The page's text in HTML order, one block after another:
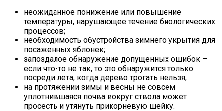
неожиданное понижение или повышение
температуры, нарушающее течение биологических
процессов;
необходимость обустройства зимнего укрытия для
посаженных яблонек;
запоздалое обнаружение допущенных ошибок –
если что-то не так, то это обнаружится только
посреди лета, когда дерево трогать нельзя;
на протяжении зимы и весны не совсем
уплотнившаяся почва вокруг ствола может
просесть и утянуть прикорневую шейку.